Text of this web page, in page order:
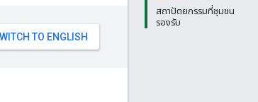
สถาปัตยกรรมที่ชุมชน
รองรับ